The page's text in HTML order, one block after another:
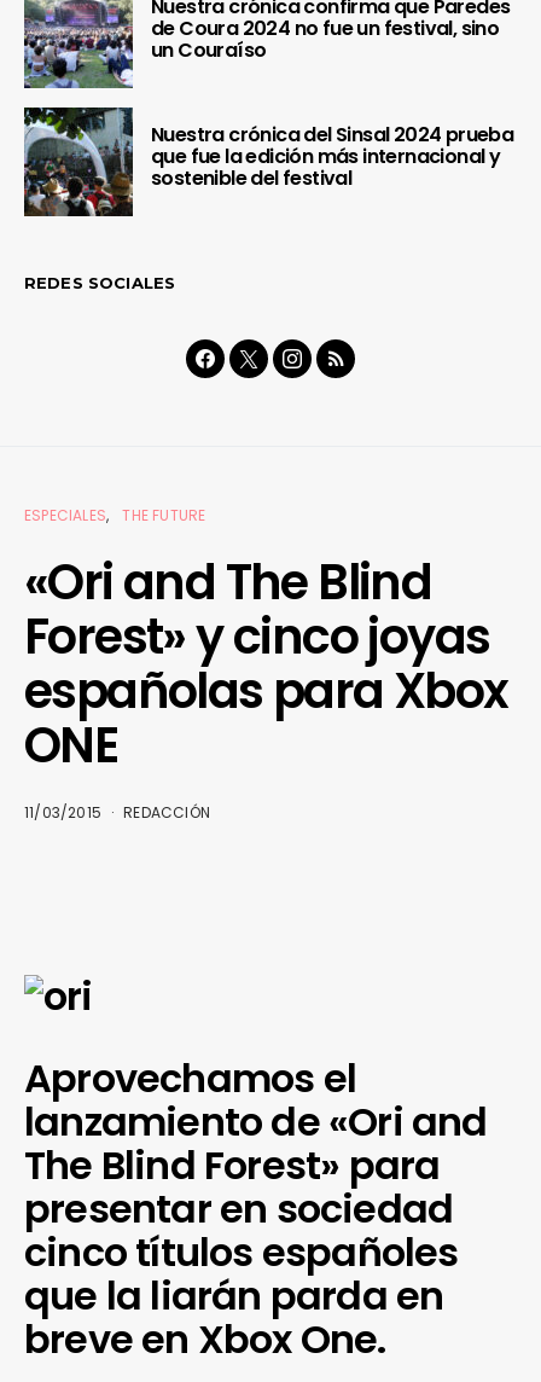
Nuestra crónica confirma que Paredes
de Coura 2024 no fue un festival, sino
un Couraíso
Nuestra crónica del Sinsal 2024 prueba
que fue la edición más internacional y
sostenible del festival
REDES SOCIALES
ESPECIALES THE FUTURE
«Ori and The Blind
Forest» y cinco joyas
españolas para Xbox
ONE
11/03/2015 REDACCIÓN
Aprovechamos el
lanzamiento de «Ori and
The Blind Forest» para
presentar en sociedad
cinco títulos españoles
que la liarán parda en
breve en Xbox One.